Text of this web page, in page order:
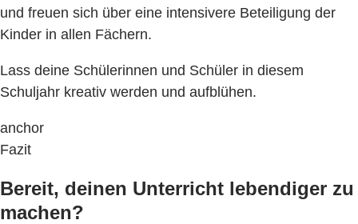
und freuen sich über eine intensivere Beteiligung der
Kinder in allen Fächern.
Lass deine Schülerinnen und Schüler in diesem
Schuljahr kreativ werden und aufblühen.
anchor
Fazit
Bereit, deinen Unterricht lebendiger zu
machen?